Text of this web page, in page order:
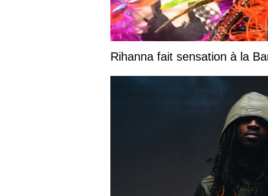
Rihanna fait sensation à la